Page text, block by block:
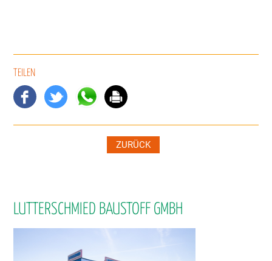
TEILEN
ZURÜCK
LUTTERSCHMIED BAUSTOFF GMBH